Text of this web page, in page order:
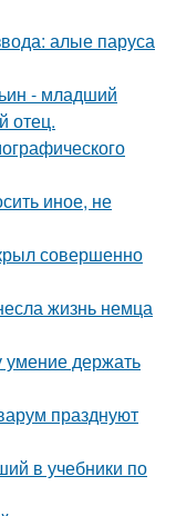
алые паруса
- младший
отец.
иное, не
совершенно
жизнь немца
держать
празднуют
в учебники по